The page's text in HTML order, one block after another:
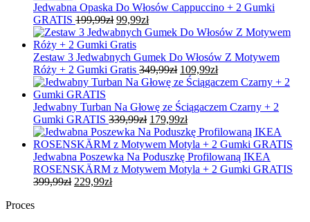
199,99zł.99,99zł.
Jedwabna Opaska Do Włosów Cappuccino + 2 Gumki
GRATIS 199,99zł Pierwotna
cena
wynosiła:
199,99zł.
99,99złAktualna
cena
99,99zł.
Zestaw 3 Jedwabnych Gumek Do Włosów Z Motywem
Róży + 2 Gumki Gratis 349,99zł Pierwotna
cena
349,99zł.
109,99złAktualna
cena
109,99zł.
Jedwabny Turban Na Głowę ze Ściągaczem Czarny + 2
Gumki GRATIS 339,99zł Pierwotna
cena
wynosiła:
339,99zł.
179,99złAktualna
cena
wynosi:
179,99zł.
Jedwabna Poszewka Na Poduszkę Profilowaną IKEA
ROSENSKÄRM z Motywem Motyla + 2 Gumki GRATIS
399,99zł Pierwotna
229,99złAktualna
Proces